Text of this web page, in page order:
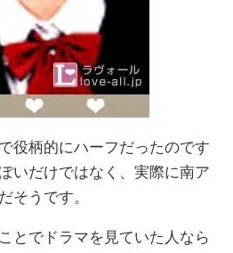
役柄的にハーフだったのです
いだけではなく、実際に南ア
そうです。
とでドラマを見ていた人なら